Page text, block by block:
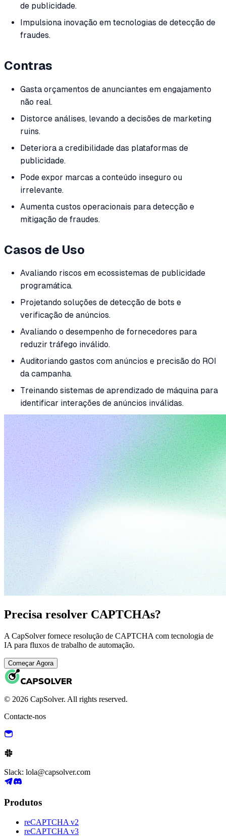
de publicidade.
Impulsiona inovação em tecnologias de detecção de
fraudes.
Contras
Gasta orçamentos de anunciantes em engajamento
não real.
Distorce análises, levando a decisões de marketing
ruins.
Deteriora a credibilidade das plataformas de
publicidade.
Pode expor marcas a conteúdo inseguro ou
irrelevante.
Aumenta custos operacionais para detecção e
mitigação de fraudes.
Casos de Uso
Avaliando riscos em ecossistemas de publicidade
programática.
Projetando soluções de detecção de bots e
verificação de anúncios.
Avaliando o desempenho de fornecedores para
reduzir tráfego inválido.
Auditoriando gastos com anúncios e precisão do ROI
da campanha.
Treinando sistemas de aprendizado de máquina para
identificar interações de anúncios inválidas.
Precisa resolver CAPTCHAs?
A CapSolver fornece resolução de CAPTCHA com tecnologia de
IA para fluxos de trabalho de automação.
Começar Agora
© 2026 CapSolver. All rights reserved.
Contacte-nos
Slack: lola@capsolver.com
Produtos
reCAPTCHA v2
reCAPTCHA v3